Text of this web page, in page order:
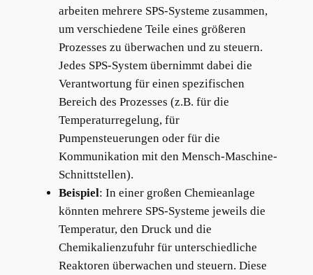
arbeiten mehrere SPS-Systeme zusammen,
um verschiedene Teile eines größeren
Prozesses zu überwachen und zu steuern.
Jedes SPS-System übernimmt dabei die
Verantwortung für einen spezifischen
Bereich des Prozesses (z.B. für die
Temperaturregelung, für
Pumpensteuerungen oder für die
Kommunikation mit den Mensch-Maschine-
Schnittstellen).
Beispiel: In einer großen Chemieanlage
könnten mehrere SPS-Systeme jeweils die
Temperatur, den Druck und die
Chemikalienzufuhr für unterschiedliche
Reaktoren überwachen und steuern. Diese